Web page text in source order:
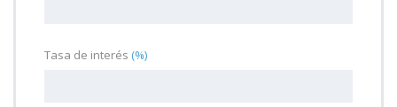
Tasa de interés (%)